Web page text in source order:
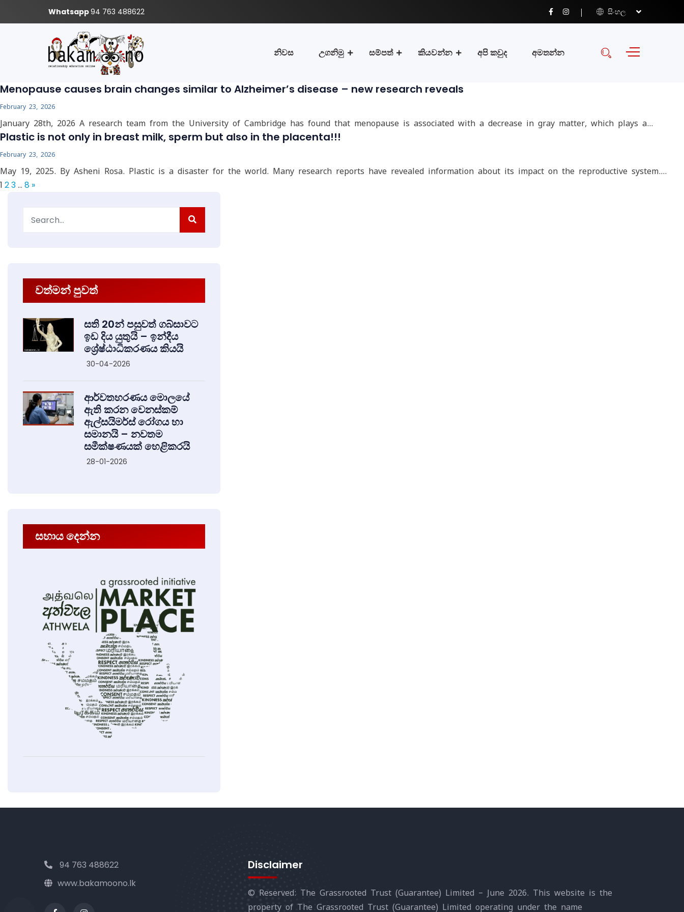
Whatsapp94 763 488622 සිංහල
නිවස උගනිමු සම්පත් කියවන්න අපි කවුද අමතන්න
Menopause causes brain changes similar to Alzheimer’s disease – new research reveals
February 23, 2026
January 28th, 2026 A research team from the University of Cambridge has found that menopause is associated with a decrease in gray matter, which plays a…
Plastic is not only in breast milk, sperm but also in the placenta!!!
February 23, 2026
May 19, 2025. By Asheni Rosa. Plastic is a disaster for the world. Many research reports have revealed information about its impact on the reproductive system.…
1 23… 8 »
for:
වත්මන් පුවත්
සති 20න් පසුවත් ගබ්සාවට
ඉඩ දිය යුතුයි – ඉන්දීය
ශ්‍රේෂ්ඨාධිකරණය කියයි
30-04-2026
ආර්වතහරණය මොලයේ
ඇති කරන වෙනස්කම්
ඇල්සයිමර්ස් රෝගය හා
සමානයි – නවතම
සමීක්ෂණයක් හෙළිකරයි
28-01-2026
සහාය දෙන්න
94 763 488622
www.bakamoono.lk
Disclaimer
© Reserved: The Grassrooted Trust (Guarantee) Limited – June 2026. This website is the
property of The Grassrooted Trust (Guarantee) Limited operating under the name